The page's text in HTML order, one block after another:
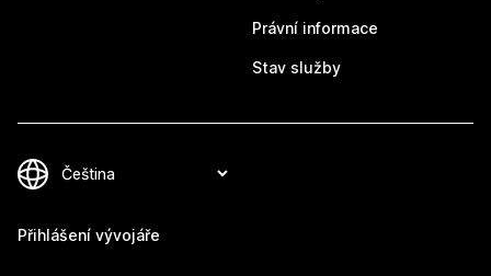
Právní informace
Stav služby
Přihlášení vývojáře